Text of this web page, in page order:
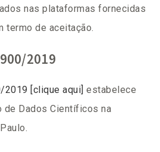
nas plataformas fornecidas
termo de aceitação.
2019
2019 [clique aqui] estabelece
de Dados Científicos na